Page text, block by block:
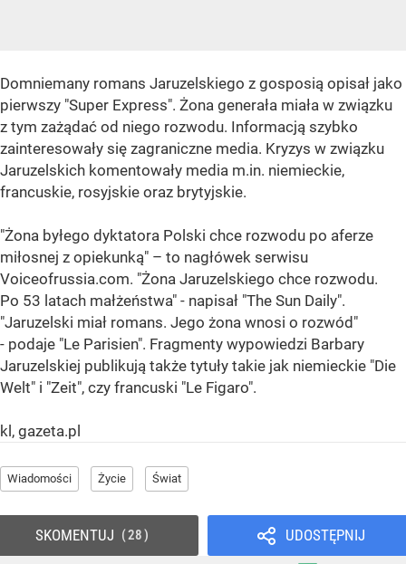
Domniemany romans Jaruzelskiego z gosposią opisał jako
pierwszy "Super Express". Żona generała miała w związku
z tym zażądać od niego rozwodu. Informacją szybko
zainteresowały się zagraniczne media. Kryzys w związku
Jaruzelskich komentowały media m.in. niemieckie,
francuskie, rosyjskie oraz brytyjskie.
"Żona byłego dyktatora Polski chce rozwodu po aferze
miłosnej z opiekunką" – to nagłówek serwisu
Voiceofrussia.com. "Żona Jaruzelskiego chce rozwodu.
Po 53 latach małżeństwa" - napisał "The Sun Daily".
"Jaruzelski miał romans. Jego żona wnosi o rozwód"
- podaje "Le Parisien". Fragmenty wypowiedzi Barbary
Jaruzelskiej publikują także tytuły takie jak niemieckie "Die
Welt" i "Zeit", czy francuski "Le Figaro".
kl, gazeta.pl
Wiadomości Życie Świat
UDOSTĘPNIJ
SKOMENTUJ 28